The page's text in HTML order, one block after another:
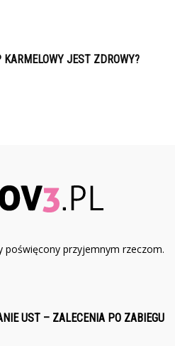
KARMELOWY JEST ZDROWY?
przyjemnym rzeczom.
UST – ZALECENIA PO ZABIEGU